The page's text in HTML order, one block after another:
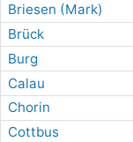
Briesen (Mark)
Brück
Burg
Calau
Chorin
Cottbus